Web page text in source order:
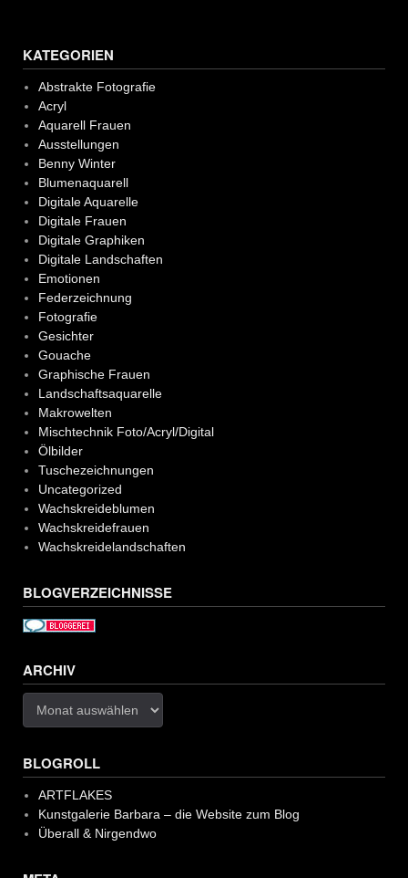
KATEGORIEN
Abstrakte Fotografie
Acryl
Aquarell Frauen
Ausstellungen
Benny Winter
Blumenaquarell
Digitale Aquarelle
Digitale Frauen
Digitale Graphiken
Digitale Landschaften
Emotionen
Federzeichnung
Fotografie
Gesichter
Gouache
Graphische Frauen
Landschaftsaquarelle
Makrowelten
Mischtechnik Foto/Acryl/Digital
Ölbilder
Tuschezeichnungen
Uncategorized
Wachskreideblumen
Wachskreidefrauen
Wachskreidelandschaften
BLOGVERZEICHNISSE
ARCHIV
BLOGROLL
ARTFLAKES
Kunstgalerie Barbara – die Website zum Blog
Überall & Nirgendwo